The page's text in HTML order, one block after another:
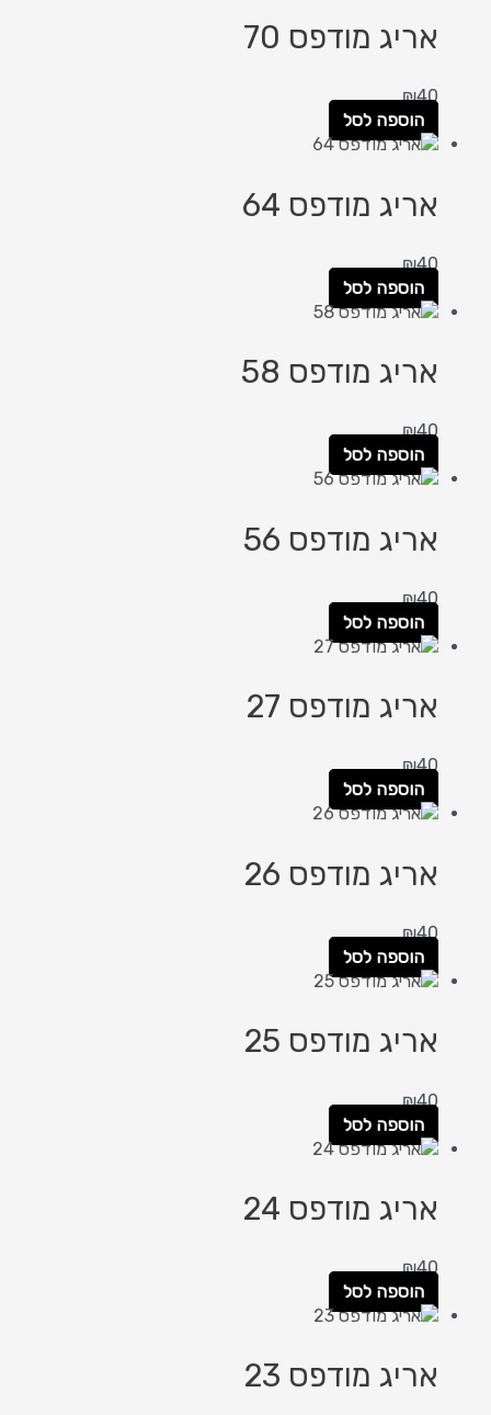
אריג מודפס 70
₪40
הוספה לסל
אריג מודפס 64
₪40
הוספה לסל
אריג מודפס 58
₪40
הוספה לסל
אריג מודפס 56
₪40
הוספה לסל
אריג מודפס 27
₪40
הוספה לסל
אריג מודפס 26
₪40
הוספה לסל
אריג מודפס 25
₪40
הוספה לסל
אריג מודפס 24
₪40
הוספה לסל
אריג מודפס 23